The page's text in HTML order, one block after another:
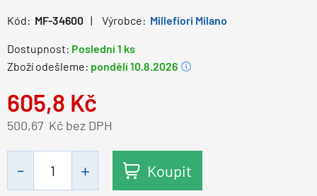
Kód: MF-34600 Výrobce: Millefiori Milano
Dostupnost: Poslední 1 ks
Zboží odešleme: pondělí 10.8.2026
605,8 Kč
Kč bez DPH
500,67
Koupit